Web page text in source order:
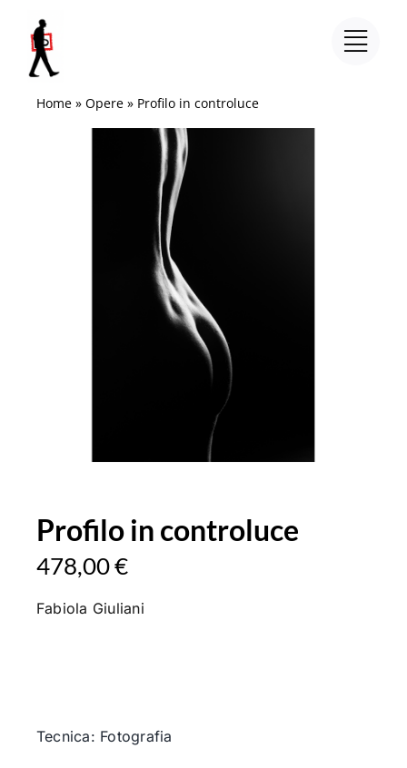
contenuto
Home» Opere» Profilo in controluce
Profilo in controluce
478,00€
Fabiola Giuliani
Tecnica: Fotografia